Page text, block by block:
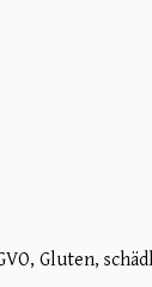
Gluten,